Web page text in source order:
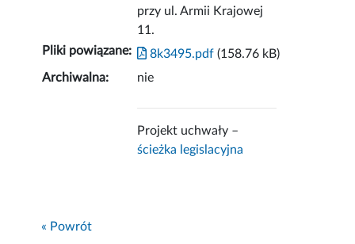
przy ul. Armii Krajowej
11.
Pliki powiązane: 8k3495.pdf (158.76 kB)
Archiwalna:
nie
Projekt uchwały –
ścieżka legislacyjna
« Powrót